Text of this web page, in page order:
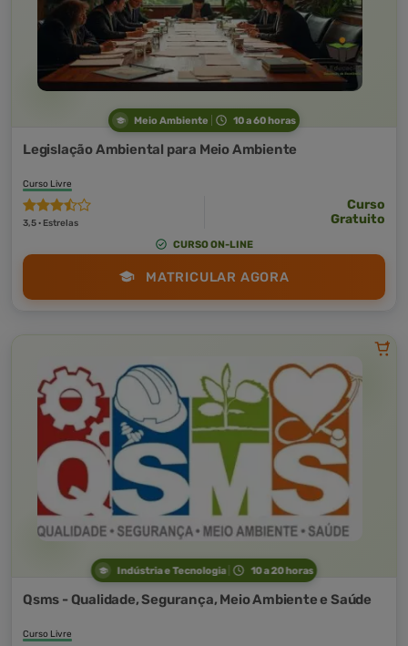
Meio Ambiente 10 a 60 horas
Legislação Ambiental para Meio Ambiente
Curso Livre
3,5 · Estrelas
Curso
Gratuito
CURSO ON-LINE
MATRICULAR AGORA
Indústria e Tecnologia 10 a 20 horas
Qsms - Qualidade, Segurança, Meio Ambiente e Saúde
Curso Livre